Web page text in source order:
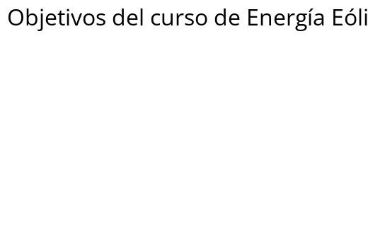
Objetivos del curso de Energía